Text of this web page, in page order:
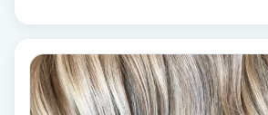
LPG